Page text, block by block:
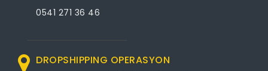
0541 271 36 46
DROPSHIPPING OPERASYON